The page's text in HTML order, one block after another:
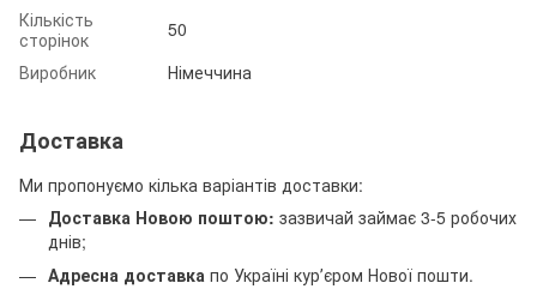
Кількість
сторінок
50
Виробник
Німеччина
Доставка
Ми пропонуємо кілька варіантів доставки:
Доставка Новою поштою: зазвичай займає 3-5 робочих
днів;
Адресна доставка по Україні курʼєром Нової пошти.